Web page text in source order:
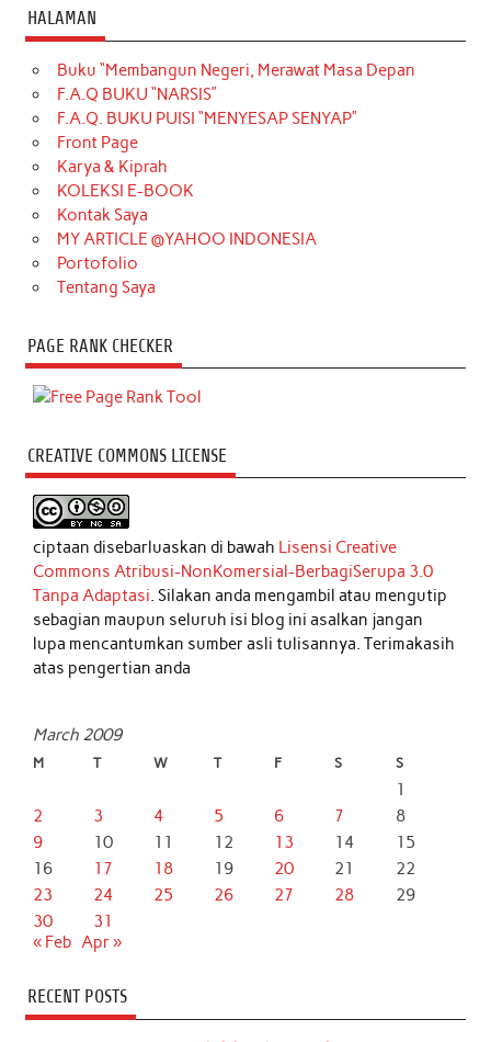
HALAMAN
Buku “Membangun Negeri, Merawat Masa Depan
F.A.Q BUKU “NARSIS”
F.A.Q. BUKU PUISI “MENYESAP SENYAP”
Front Page
Karya & Kiprah
KOLEKSI E-BOOK
Kontak Saya
MY ARTICLE @YAHOO INDONESIA
Portofolio
Tentang Saya
PAGE RANK CHECKER
CREATIVE COMMONS LICENSE
ciptaan disebarluaskan di bawah Lisensi Creative
Commons Atribusi-NonKomersial-BerbagiSerupa 3.0
Tanpa Adaptasi. Silakan anda mengambil atau mengutip
sebagian maupun seluruh isi blog ini asalkan jangan
lupa mencantumkan sumber asli tulisannya. Terimakasih
atas pengertian anda
March 2009
M T W T F S S
1
2
3 4 5 6 7
8
9
10 11 12 13 14
15
16
17 18 19 20 21
22
23
24 25 26 27 28
29
30
31
« Feb Apr »
RECENT POSTS